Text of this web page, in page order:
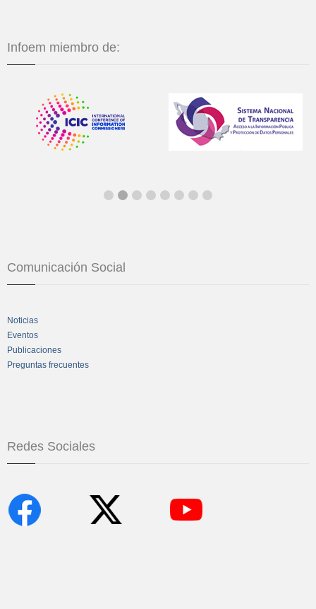
Infoem miembro de:
Comunicación Social
Noticias
Eventos
Publicaciones
Preguntas frecuentes
Redes Sociales